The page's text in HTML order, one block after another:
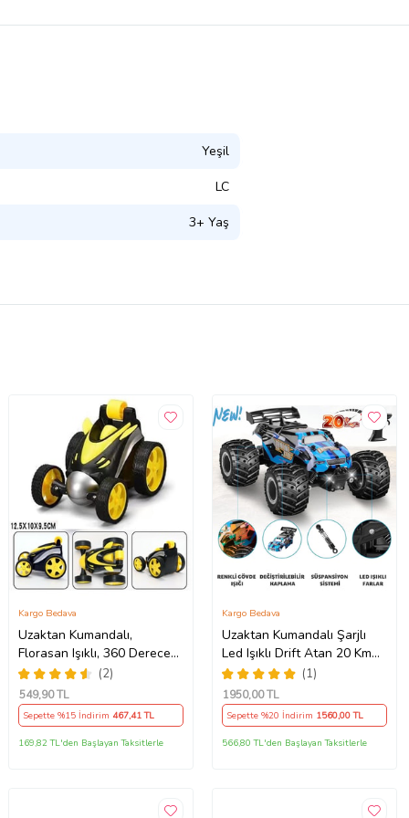
Yeşil
LC
3+ Yaş
Uzaktan Kumandalı,
Florasan Işıklı, 360 Derece
Dönebilen Akrobat Araba-
Stunt Car (Sarı)
(2)
Kargo Bedava
549,90 TL
Sepette %15 İndirim 467,41 TL
169,82 TL'den Başlayan Taksitlerle
Uzaktan Kumandalı Şarjlı
Led Işıklı Drift Atan 20 Km
Hız Yapan Yüksek Hızlı Off
Road Oyuncak Araba (Mavi)
(1)
Kargo Bedava
1950,00 TL
Sepette %20 İndirim 1560,00 TL
566,80 TL'den Başlayan Taksitlerle